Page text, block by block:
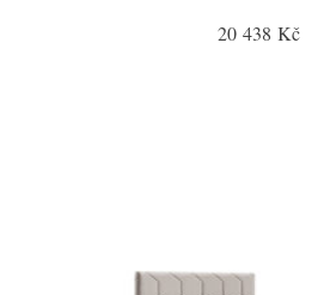
20 438 Kč